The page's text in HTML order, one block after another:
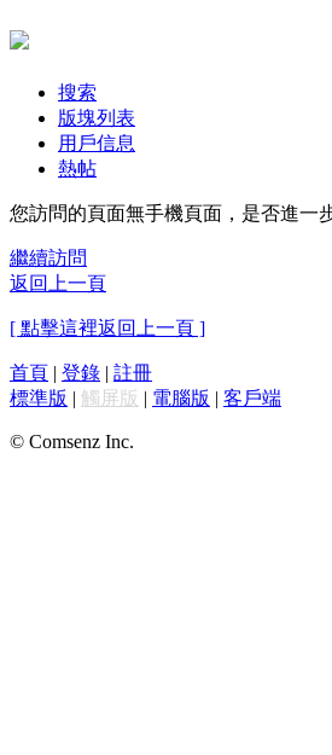
搜索
版塊列表
用戶信息
熱帖
您訪問的頁面無手機頁面，是否進一
繼續訪問
返回上一頁
[ 點擊這裡返回上一頁 ]
首頁 | 登錄 | 註冊
標準版 | 觸屏版 | 電腦版 | 客戶端
© Comsenz Inc.